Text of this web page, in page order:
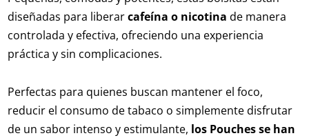
diseñadas para liberarcafeína o nicotina de manera
controlada y efectiva, ofreciendo una experiencia
práctica y sin complicaciones.
Perfectas para quienes buscan mantener el foco,
reducir el consumo de tabaco o simplemente disfrutar
de un sabor intenso y estimulante, los Pouches se han